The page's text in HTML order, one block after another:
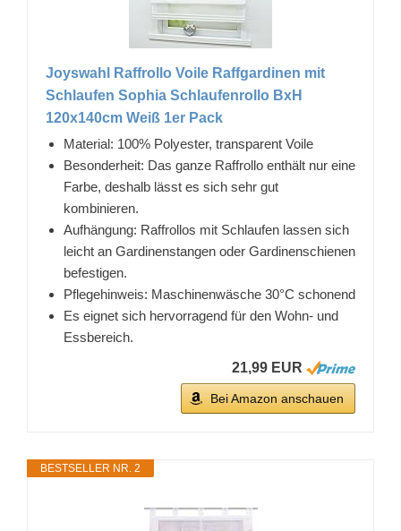
Joyswahl Raffrollo Voile Raffgardinen mit
Schlaufen Sophia Schlaufenrollo BxH
120x140cm Weiß 1er Pack
Material: 100% Polyester, transparent Voile
Besonderheit: Das ganze Raffrollo enthält nur eine
Farbe, deshalb lässt es sich sehr gut
kombinieren.
Aufhängung: Raffrollos mit Schlaufen lassen sich
leicht an Gardinenstangen oder Gardinenschienen
befestigen.
Pflegehinweis: Maschinenwäsche 30°C schonend
Es eignet sich hervorragend für den Wohn- und
Essbereich.
21,99 EUR
Bei Amazon anschauen
BESTSELLER NR. 2